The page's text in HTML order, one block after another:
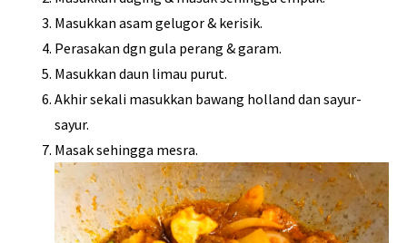
Masukkan asam gelugor & kerisik.
Perasakan dgn gula perang & garam.
Masukkan daun limau purut.
Akhir sekali masukkan bawang holland dan sayur-
sayur.
Masak sehingga mesra.